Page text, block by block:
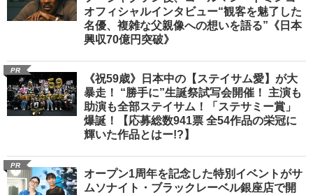
オフィシャルインタビュー“観客を魅了した
名優、複雑な父親像への想いを語る”《日本
興収70億円突破》
PR
《祝59歳》日本中の【ステイサム愛】が大
暴走！ “勝手に”生誕祭試写会開催！ 主演も
助演も全部ステイサム！「ステサミー賞」
爆誕！【応募総数941票 全54作品の栄冠に
輝いた作品とはー!?】
PR
オープン1周年を記念した特別イベントがサ
ムソナイト・ブラックレーベル銀座店で開